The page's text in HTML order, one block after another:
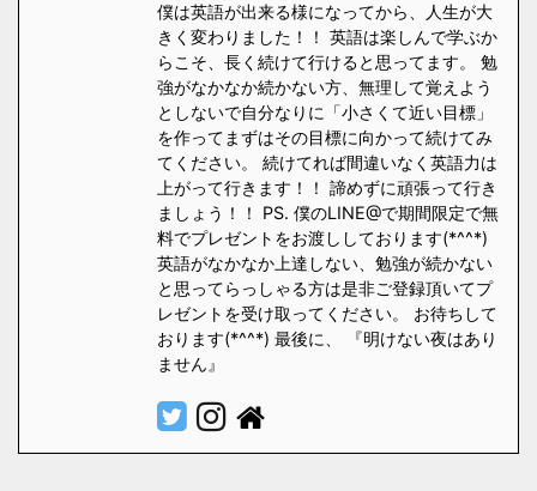
僕は英語が出来る様になってから、人生が大
きく変わりました！！ 英語は楽しんで学ぶか
らこそ、長く続けて行けると思ってます。 勉
強がなかなか続かない方、無理して覚えよう
としないで自分なりに「小さくて近い目標」
を作ってまずはその目標に向かって続けてみ
てください。 続けてれば間違いなく英語力は
上がって行きます！！ 諦めずに頑張って行き
ましょう！！ PS. 僕のLINE@で期間限定で無
料でプレゼントをお渡ししております(*^^*)
英語がなかなか上達しない、勉強が続かない
と思ってらっしゃる方は是非ご登録頂いてプ
レゼントを受け取ってください。 お待ちして
おります(*^^*) 最後に、 『明けない夜はあり
ません』